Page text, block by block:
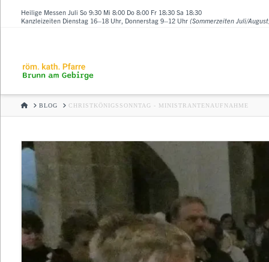
Heilige Messen Juli So 9:30 Mi 8:00 Do 8:00 Fr 18:30 Sa 18:30
Kanzleizeiten Dienstag 16–18 Uhr, Donnerstag 9–12 Uhr (Sommerzeiten Juli/
HOMEBLOG CHRISTKÖNIGSSONNTAG - MINISTRANTENAUFNAHME